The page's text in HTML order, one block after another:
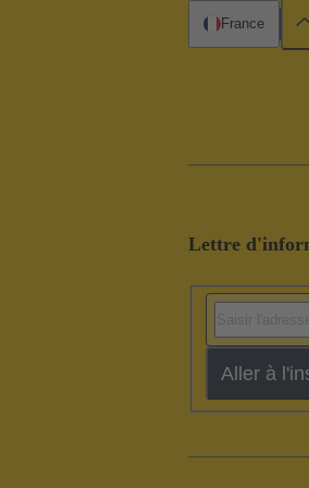
Lettre
Aller à
France